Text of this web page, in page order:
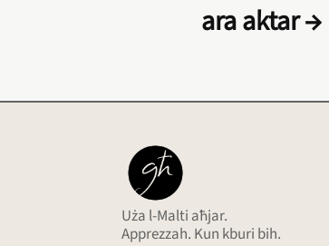
ara aktar →
Uża l-Malti aħjar.
Apprezzah. Kun kburi bih.